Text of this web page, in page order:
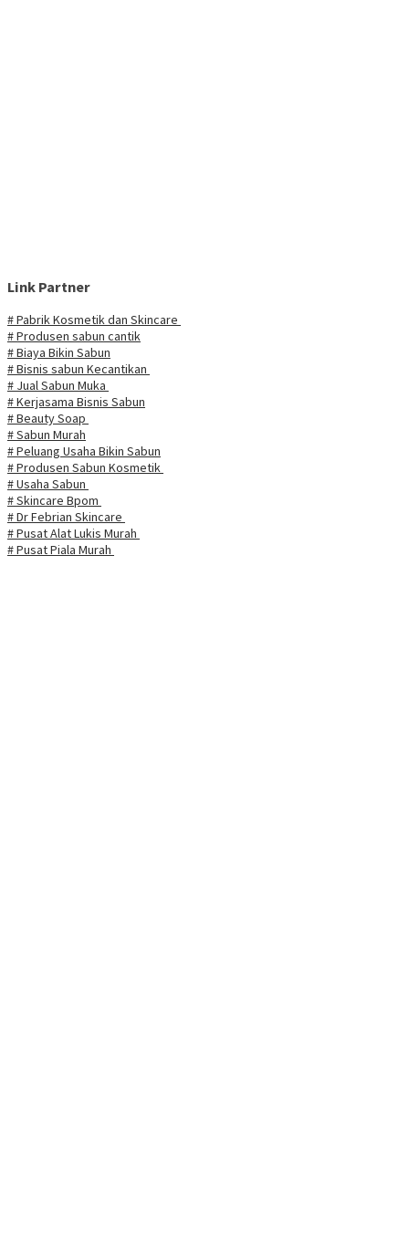
Link Partner
# Pabrik Kosmetik dan Skincare
# Produsen sabun cantik
# Biaya Bikin Sabun
# Bisnis sabun Kecantikan
# Jual Sabun Muka
# Kerjasama Bisnis Sabun
# Beauty Soap
# Sabun Murah
# Peluang Usaha Bikin Sabun
# Produsen Sabun Kosmetik
# Usaha Sabun
# Skincare Bpom
# Dr Febrian Skincare
# Pusat Alat Lukis Murah
# Pusat Piala Murah